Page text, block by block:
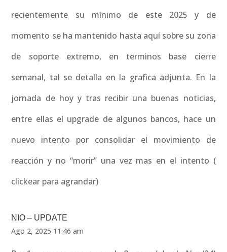
recientemente su mínimo de este 2025 y de
momento se ha mantenido hasta aquí sobre su zona
de soporte extremo, en terminos base cierre
semanal, tal se detalla en la grafica adjunta. En la
jornada de hoy y tras recibir una buenas noticias,
entre ellas el upgrade de algunos bancos, hace un
nuevo intento por consolidar el movimiento de
reacción y no “morir” una vez mas en el intento (
clickear para agrandar)
NIO – UPDATE
Ago 2, 2025 11:46 am